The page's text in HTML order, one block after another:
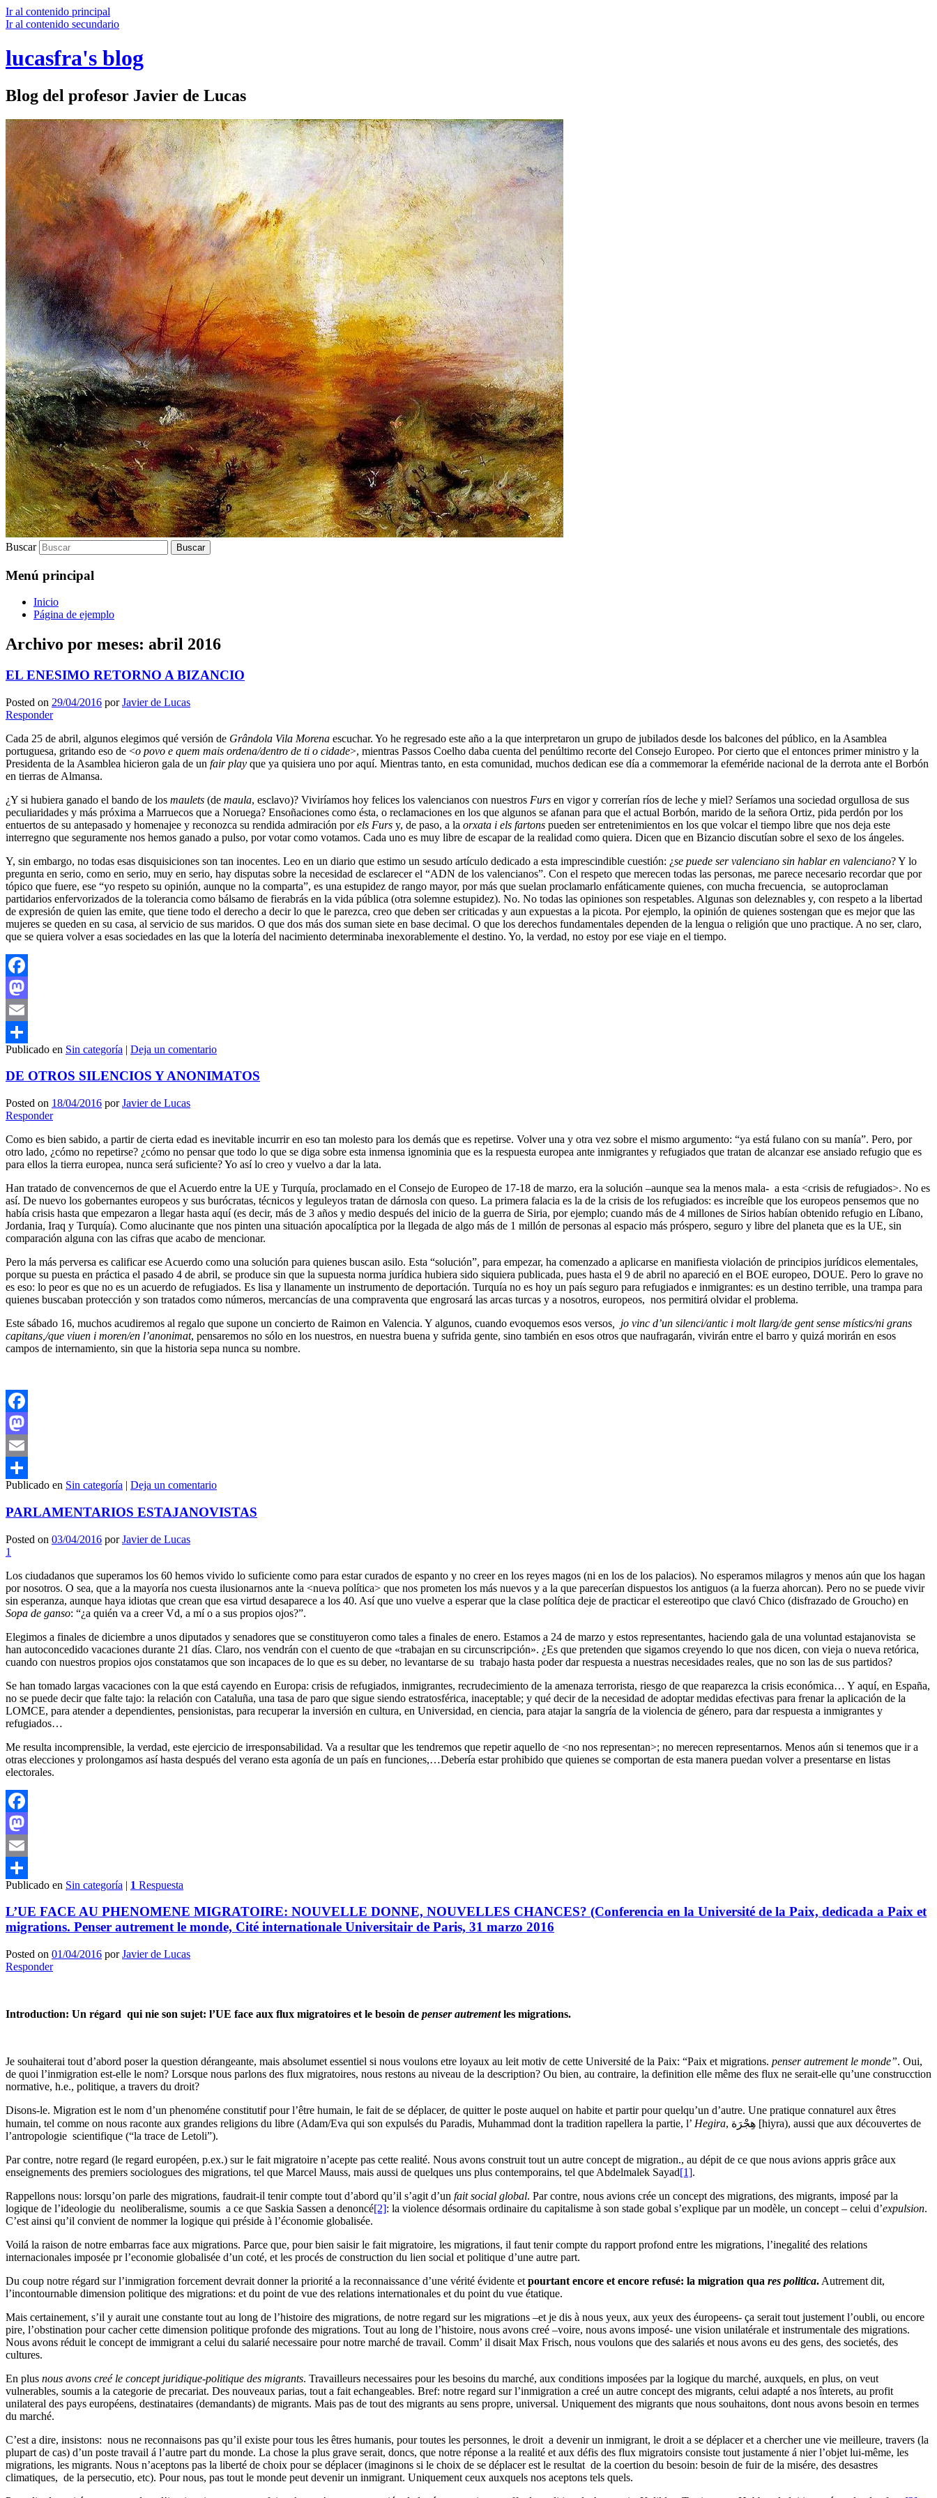
Ir al contenido principal
Ir al contenido secundario
lucasfra's blog
Blog del profesor Javier de Lucas
Buscar
Menú principal
Inicio
Página de ejemplo
Archivo por meses: abril 2016
EL ENESIMO RETORNO A BIZANCIO
Posted on 29/04/2016 porJavier de Lucas
Responder
Cada 25 de abril, algunos elegimos qué versión de Grândola Vila Morena escuchar. Yo he regresado este año a la que interpretaron un grupo de jubilados desde los balcones del público, en la Asamblea
portuguesa, gritando eso de <o povo e quem mais ordena/dentro de ti o cidade>, mientras Passos Coelho daba cuenta del penúltimo recorte del Consejo Europeo. Por cierto que el entonces primer ministro y la
Presidenta de la Asamblea hicieron gala de un fair play que ya quisiera uno por aquí. Mientras tanto, en esta comunidad, muchos dedican ese día a commemorar la efeméride nacional de la derrota ante el Borbón
en tierras de Almansa.
¿Y si hubiera ganado el bando de los maulets (de maula, esclavo)? Viviríamos hoy felices los valencianos con nuestros Furs en vigor y correrían ríos de leche y miel? Seríamos una sociedad orgullosa de sus
peculiaridades y más próxima a Marruecos que a Noruega? Ensoñaciones como ésta, o reclamaciones en los que algunos se afanan para que el actual Borbón, marido de la señora Ortiz, pida perdón por los
entuertos de su antepasado y homenajee y reconozca su rendida admiración porels Furs y, de paso, a la orxata i els fartons pueden ser entretenimientos en los que volcar el tiempo libre que nos deja este
interregno que seguramente nos hemos ganado a pulso, por votar como votamos. Cada uno es muy libre de escapar de la realidad como quiera. Dicen que en Bizancio discutían sobre el sexo de los ángeles.
Y, sin embargo, no todas esas disquisiciones son tan inocentes. Leo en un diario que estimo un sesudo artículo dedicado a esta imprescindible cuestión: ¿se puede ser valenciano sin hablar en valenciano? Y lo
pregunta en serio, como en serio, muy en serio, hay disputas sobre la necesidad de esclarecer el “ADN de los valencianos”. Con el respeto que merecen todas las personas, me parece necesario recordar que por
tópico que fuere, ese “yo respeto su opinión, aunque no la comparta”, es una estupidez de rango mayor, por más que suelan proclamarlo enfáticamente quienes, con mucha frecuencia, se autoproclaman
partidarios enfervorizados de la tolerancia como bálsamo de fierabrás en la vida pública (otra solemne estupidez). No. No todas las opiniones son respetables. Algunas son deleznables y, con respeto a la libertad
de expresión de quien las emite, que tiene todo el derecho a decir lo que le parezca, creo que deben ser criticadas y aun expuestas a la picota. Por ejemplo, la opinión de quienes sostengan que es mejor que las
mujeres se queden en su casa, al servicio de sus maridos. O que dos más dos suman siete en base decimal. O que los derechos fundamentales dependen de la lengua o religión que uno practique. A no ser, claro,
que se quiera volver a esas sociedades en las que la lotería del nacimiento determinaba inexorablemente el destino. Yo, la verdad, no estoy por ese viaje en el tiempo.
Facebook
Mastodon
Email
Compartir
Publicado en Sin categoría | Deja un comentario
DE OTROS SILENCIOS Y ANONIMATOS
Posted on 18/04/2016 porJavier de Lucas
Responder
Como es bien sabido, a partir de cierta edad es inevitable incurrir en eso tan molesto para los demás que es repetirse. Volver una y otra vez sobre el mismo argumento: “ya está fulano con su manía”. Pero, por
otro lado, ¿cómo no repetirse? ¿cómo no pensar que todo lo que se diga sobre esta inmensa ignominia que es la respuesta europea ante inmigrantes y refugiados que tratan de alcanzar ese ansiado refugio que es
para ellos la tierra europea, nunca será suficiente? Yo así lo creo y vuelvo a dar la lata.
Han tratado de convencernos de que el Acuerdo entre la UE y Turquía, proclamado en el Consejo de Europeo de 17-18 de marzo, era la solución –aunque sea la menos mala- a esta <crisis de refugiados>. No es
así. De nuevo los gobernantes europeos y sus burócratas, técnicos y leguleyos tratan de dárnosla con queso. La primera falacia es la de la crisis de los refugiados: es increíble que los europeos pensemos que no
había crisis hasta que empezaron a llegar hasta aquí (es decir, más de 3 años y medio después del inicio de la guerra de Siria, por ejemplo; cuando más de 4 millones de Sirios habían obtenido refugio en Líbano,
Jordania, Iraq y Turquía). Como alucinante que nos pinten una situación apocalíptica por la llegada de algo más de 1 millón de personas al espacio más próspero, seguro y libre del planeta que es la UE, sin
comparación alguna con las cifras que acabo de mencionar.
Pero la más perversa es calificar ese Acuerdo como una solución para quienes buscan asilo. Esta “solución”, para empezar, ha comenzado a aplicarse en manifiesta violación de principios jurídicos elementales,
porque su puesta en práctica el pasado 4 de abril, se produce sin que la supuesta norma jurídica hubiera sido siquiera publicada, pues hasta el 9 de abril no apareció en el BOE europeo, DOUE. Pero lo grave no
es eso: lo peor es que no es un acuerdo de refugiados. Es lisa y llanamente un instrumento de deportación. Turquía no es hoy un país seguro para refugiados e inmigrantes: es un destino terrible, una trampa para
quienes buscaban protección y son tratados como números, mercancías de una compraventa que engrosará las arcas turcas y a nosotros, europeos, nos permitirá olvidar el problema.
Este sábado 16, muchos acudiremos al regalo que supone un concierto de Raimon en Valencia. Y algunos, cuando evoquemos esos versos
jo vinc d’un silenci/antic i molt llarg/de gent sense místics/ni grans
capitans,/que viuen i moren/en l’anonimat, pensaremos no sólo en los nuestros, en nuestra buena y sufrida gente, sino también en esos otros que naufragarán, vivirán entre el barro y quizá morirán en esos
campos de internamiento, sin que la historia sepa nunca su nombre.
Facebook
Mastodon
Email
Compartir
Publicado en Sin categoría | Deja un comentario
PARLAMENTARIOS ESTAJANOVISTAS
Posted on 03/04/2016 porJavier de Lucas
1
Los ciudadanos que superamos los 60 hemos vivido lo suficiente como para estar curados de espanto y no creer en los reyes magos (ni en los de los palacios). No esperamos milagros y menos aún que los hagan
por nosotros. O sea, que a la mayoría nos cuesta ilusionarnos ante la <nueva política> que nos prometen los más nuevos y a la que parecerían dispuestos los antiguos (a la fuerza ahorcan). Pero no se puede vivir
sin esperanza, aunque haya idiotas que crean que esa virtud desaparece a los 40. Así que uno vuelve a esperar que la clase política deje de practicar el estereotipo que clavó Chico (disfrazado de Groucho) en
Sopa de ganso: “¿a quién va a creer Vd, a mí o a sus propios ojos?”.
Elegimos a finales de diciembre a unos diputados y senadores que se constituyeron como tales a finales de enero. Estamos a 24 de marzo y estos representantes, haciendo gala de una voluntad estajanovista se
han autoconcedido vacaciones durante 21 días. Claro, nos vendrán con el cuento de que «trabajan en su circunscripción». ¿Es que pretenden que sigamos creyendo lo que nos dicen, con vieja o nueva retórica,
cuando con nuestros propios ojos constatamos que son incapaces de lo que es su deber, no levantarse de su trabajo hasta poder dar respuesta a nuestras necesidades reales, que no son las de sus partidos?
Se han tomado largas vacaciones con la que está cayendo en Europa: crisis de refugiados, inmigrantes, recrudecimiento de la amenaza terrorista, riesgo de que reaparezca la crisis económica… Y aquí, en España,
no se puede decir que falte tajo: la relación con Cataluña, una tasa de paro que sigue siendo estratosférica, inaceptable; y qué decir de la necesidad de adoptar medidas efectivas para frenar la aplicación de la
LOMCE, para atender a dependientes, pensionistas, para recuperar la inversión en cultura, en Universidad, en ciencia, para atajar la sangría de la violencia de género, para dar respuesta a inmigrantes y
refugiados…
Me resulta incomprensible, la verdad, este ejercicio de irresponsabilidad. Va a resultar que les tendremos que repetir aquello de <no nos representan>; no merecen representarnos. Menos aún si tenemos que ir a
otras elecciones y prolongamos así hasta después del verano esta agonía de un país en funciones,…Debería estar prohibido que quienes se comportan de esta manera puedan volver a presentarse en listas
electorales.
Facebook
Mastodon
Email
Compartir
Publicado en Sin categoría | 1 Respuesta
L’UE FACE AU PHENOMENE MIGRATOIRE: NOUVELLE DONNE, NOUVELLES CHANCES? (Conferencia en la Université de la Paix, dedicada a Paix et
migrations. Penser autrement le monde, Cité internationale Universitair de Paris, 31 marzo 2016
Posted on 01/04/2016 porJavier de Lucas
Responder
Introduction: Un régard qui nie son sujet: l’UE face aux flux migratoires et le besoin de penser autrementles migrations.
Je souhaiterai tout d’abord poser la question dérangeante, mais absolumet essentiel si nous voulons etre loyaux au leit motiv de cette Université de la Paix: “Paix et migrations. penser autrement le monde”. Oui,
de quoi l’inmigration est-elle le nom? Lorsque nous parlons des flux migratoires, nous restons au niveau de la description? Ou bien, au contraire, la definition elle même des flux ne serait-elle qu’une construcction
normative, h.e., politique, a travers du droit?
Disons-le. Migration est le nom d’un phenoméne constitutif pour l’être humain, le fait de se déplacer, de quitter le poste auquel on habite et partir pour quelqu’un d’autre. Une pratique connaturel aux êtres
humain, tel comme on nous raconte aux grandes religions du libre (Adam/Eva qui son expulsés du Paradis, Muhammad dont la tradition rapellera la partie, l’ Hegira, هِجْرَة [hiyra), aussi que aux découvertes de
l’antropologie scientifique (“la trace de Letoli”).
Par contre, notre regard (le regard européen, p.ex.) sur le fait migratoire n’acepte pas cette realité. Nous avons construit tout un autre concept de migration., au dépit de ce que nous avions appris grâce aux
enseignements des premiers sociologues des migrations, tel que Marcel Mauss, mais aussi de quelques uns plus contemporains, tel que Abdelmalek Sayad[1].
Rappellons nous: lorsqu’on parle des migrations, faudrait-il tenir compte tout d’abord qu’il s’agit d’un fait social global. Par contre, nous avions crée un concept des migrations, des migrants, imposé par la
logique de l’ideologie du neoliberalisme, soumis a ce que Saskia Sassen a denoncé[2]: la violence désormais ordinaire du capitalisme à son stade gobal s’explique par un modèle, un concept – celui d’expulsion.
C’est ainsi qu’il convient de nommer la logique qui préside à l’économie globalisée.
Voilá la raison de notre embarras face aux migrations. Parce que, pour bien saisir le fait migratoire, les migrations, il faut tenir compte du rapport profond entre les migrations, l’inegalité des relations
internacionales imposée pr l’economie globalisée d’un coté, et les procés de construction du lien social et politique d’une autre part.
Du coup notre régard sur l’inmigration forcement devrait donner la priorité a la reconnaissance d’une vérité évidente et pourtant encore et encore refusé: la migration qua res politica. Autrement dit,
l’incontournable dimension politique des migrations: et du point de vue des relations internationales et du point du vue étatique.
Mais certainement, s’il y aurait une constante tout au long de l’histoire des migrations, de notre regard sur les migrations –et je dis à nous yeux, aux yeux des éuropeens- ça serait tout justement l’oubli, ou encore
pire, l’obstination pour cacher cette dimension politique profonde des migrations. Tout au long de l’histoire, nous avons creé –voire, nous avons imposé- une vision unilatérale et instrumentale des migrations.
Nous avons réduit le concept de immigrant a celui du salarié necessaire pour notre marché de travail. Comm’ il disait Max Frisch, nous voulons que des salariés et nous avons eu des gens, des societés, des
cultures.
En plus nous avons creé le concept juridique-politique des migrants. Travailleurs necessaires pour les besoins du marché, aux conditions imposées par la logique du marché, auxquels, en plus, on veut
vulnerables, soumis a la categorie de precariat. Des nouveaux parias, tout a fait echangeables. Bref: notre regard sur l’inmigration a creé un autre concept des migrants, celui adapté a nos înterets, au profit
unilateral des pays européens, destinataires (demandants) de migrants. Mais pas de tout des migrants au sens propre, universal. Uniquement des migrants que nous souhaitons, dont nous avons besoin en termes
du marché.
C’est a dire, insistons: nous ne reconnaisons pas qu’il existe pour tous les êtres humanis, pour toutes les personnes, le droit a devenir un inmigrant, le droit a se déplacer et a chercher une vie meilleure, travers (la
plupart de cas) d’un poste travail á l’autre part du monde. La chose la plus grave serait, doncs, que notre réponse a la realité et aux défis des flux migratoirs consiste tout justamente á nier l’objet lui-même, les
migrations, les migrants. Nous n’aceptons pas la liberté de choix pour se déplacer (imaginons si le choix de se déplacer est le resultat de la coertion du besoin: besoin de fuir de la misére, des desastres
climatiques, de la persecutio, etc). Pour nous, pas tout le monde peut devenir un inmigrant. Uniquement ceux auxquels nos aceptons tels quels.